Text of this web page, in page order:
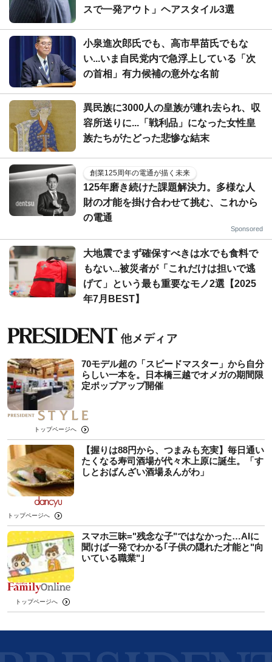
スで一発アウト」ヘアスタイル3選
小泉進次郎氏でも、高市早苗氏でもな
い...いま自民党内で急浮上している「次
の首相」有力候補の意外な名前
異民族に3000人の皇族が連れ去られ、収
容所送りに...「戦利品」になった女性皇
族たちがたどった悲惨な結末
創業125周年の電通が描く未来
125年磨き続けた課題解決力。多様な人
財の才能を掛け合わせて挑む、これから
の電通
Sponsored
大地震でまず確保すべきは水でも食料で
もない...被災者が「これだけは担いで逃
げて」という最も重要なモノ2選【2025
年7月BEST】
70モデル超の「スピードマスター」から自分
らしい一本を。日本橋三越でオメガの期間限
定ポップアップ開催
トップページへ
【握りは88円から、つまみも充実】毎日通い
たくなる寿司酒場が代々木上原に誕生。「す
しとおばんざい酒場ゑんがわ」
トップページへ
スマホ三昧="残念な子"ではなかった…AIに
聞けば一発でわかる｢子供の隠れた才能と"向
いている職業"｣
トップページへ